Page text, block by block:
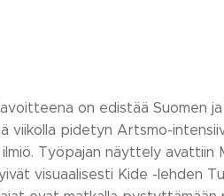
on edistää Suomen ja
viikolla pidetyn Artsmo-
Työpajan näyttely avattiin
visuaalisesti Kide -lehden